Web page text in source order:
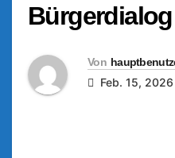
Von
Feb. 15, 2026